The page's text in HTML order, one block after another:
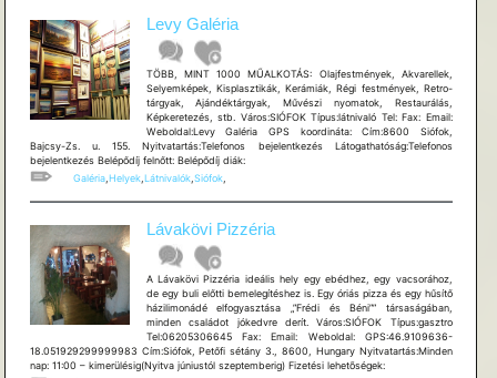
Levy Galéria
TÖBB, MINT 1000 MŰALKOTÁS: Olajfestmények, Akvarellek,
Selyemképek, Kisplasztikák, Kerámiák, Régi festmények, Retro-
tárgyak, Ajándéktárgyak, Művészi nyomatok, Restaurálás,
Képkeretezés, stb. Város:SIÓFOK Típus:látnivaló Tel: Fax: Email:
Weboldal:Levy Galéria GPS koordináta: Cím:8600 Siófok,
Bajcsy-Zs. u. 155. Nyitvatartás:Telefonos bejelentkezés Látogathatóság:Telefonos
bejelentkezés Belépődíj felnőtt: Belépődíj diák:
Galéria,Helyek,Látnivalók,Siófok,
Lávakövi Pizzéria
A Lávakövi Pizzéria ideális hely egy ebédhez, egy vacsorához,
de egy buli előtti bemelegítéshez is. Egy óriás pizza és egy hűsítő
házilimonádé elfogyasztása „”Frédi és Béni”” társaságában,
minden családot jókedvre derít. Város:SIÓFOK Típus:gasztro
Tel:06205306645 Fax: Email: Weboldal: GPS:46.9109636-
18.051929299999983 Cím:Siófok, Petőfi sétány 3., 8600, Hungary Nyitvatartás:Minden
nap: 11:00 – kimerülésig(Nyitva júniustól szeptemberig) Fizetési lehetõségek: